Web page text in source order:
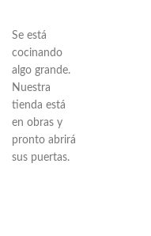
Se está
cocinando
algo grande.
Nuestra
tienda está
en obras y
pronto abrirá
sus puertas.